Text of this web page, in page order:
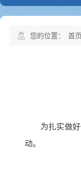
您的位置： 首页
为扎实做
动。